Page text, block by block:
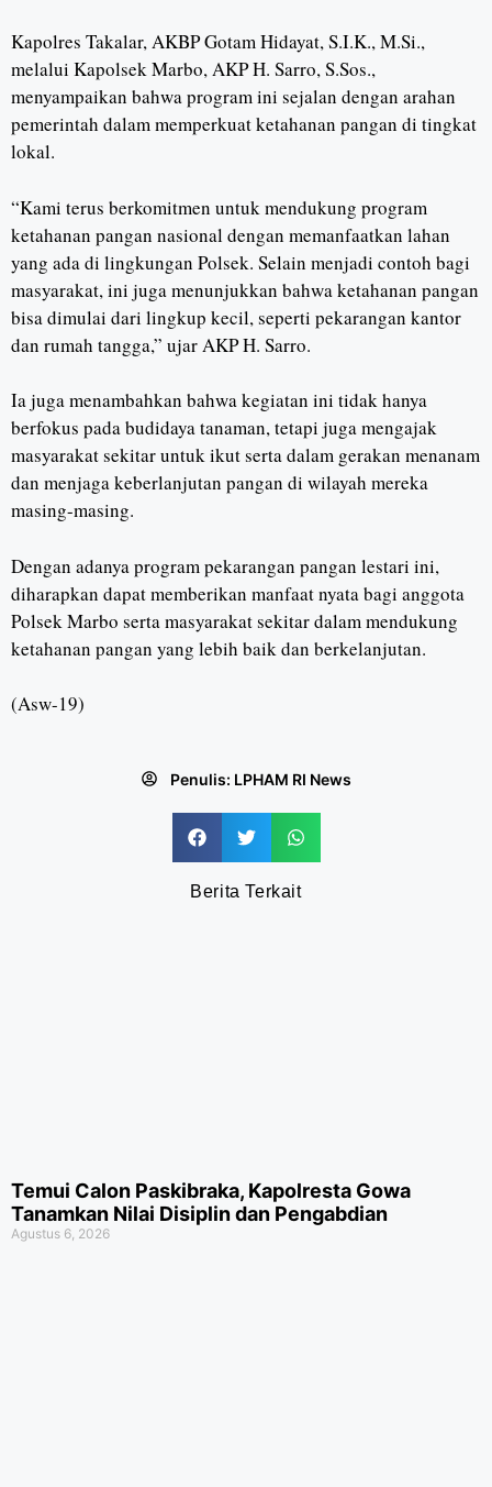
Kapolres Takalar, AKBP Gotam Hidayat, S.I.K., M.Si.,
melalui Kapolsek Marbo, AKP H. Sarro, S.Sos.,
menyampaikan bahwa program ini sejalan dengan arahan
pemerintah dalam memperkuat ketahanan pangan di tingkat
lokal.
“Kami terus berkomitmen untuk mendukung program
ketahanan pangan nasional dengan memanfaatkan lahan
yang ada di lingkungan Polsek. Selain menjadi contoh bagi
masyarakat, ini juga menunjukkan bahwa ketahanan pangan
bisa dimulai dari lingkup kecil, seperti pekarangan kantor
dan rumah tangga,” ujar AKP H. Sarro.
Ia juga menambahkan bahwa kegiatan ini tidak hanya
berfokus pada budidaya tanaman, tetapi juga mengajak
masyarakat sekitar untuk ikut serta dalam gerakan menanam
dan menjaga keberlanjutan pangan di wilayah mereka
masing-masing.
Dengan adanya program pekarangan pangan lestari ini,
diharapkan dapat memberikan manfaat nyata bagi anggota
Polsek Marbo serta masyarakat sekitar dalam mendukung
ketahanan pangan yang lebih baik dan berkelanjutan.
(Asw-19)
Penulis: LPHAM RI News
Berita Terkait
Temui Calon Paskibraka, Kapolresta Gowa
Tanamkan Nilai Disiplin dan Pengabdian
Agustus 6, 2026